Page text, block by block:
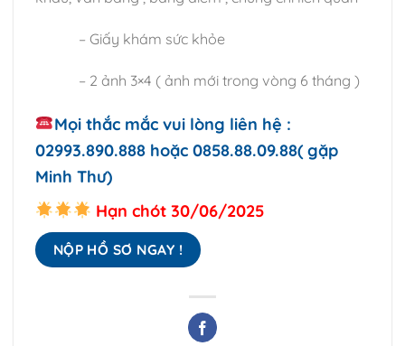
– Giấy khám sức khỏe
– 2 ảnh 3×4 ( ảnh mới trong vòng 6 tháng )
Mọi thắc mắc vui lòng liên hệ :
02993.890.888 hoặc 0858.88.09.88(gặp
Minh Thư)
Hạn chót 30/06/2025
NỘP HỒ SƠ NGAY !